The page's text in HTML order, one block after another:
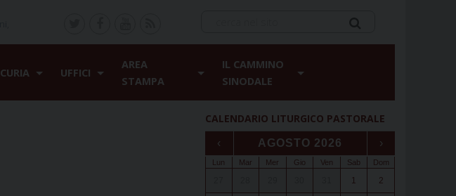
CURIA UFFICI
AREA
STAMPA
IL CAMMINO
SINODALE
CALENDARIO LITURGICO PASTORALE
‹ AGOSTO 2026 ›
Lun Mar Mer Gio Ven Sab Dom
1 2